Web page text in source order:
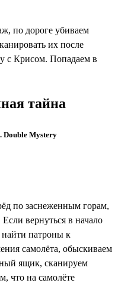
по дороге убиваем
их после
с Крисом. Попадаем в
тайна
Double Mystery
по заснеженным горам,
вернуться в начало
патроны к
самолёта, обыскиваем
ящик, сканируем
что на самолёте